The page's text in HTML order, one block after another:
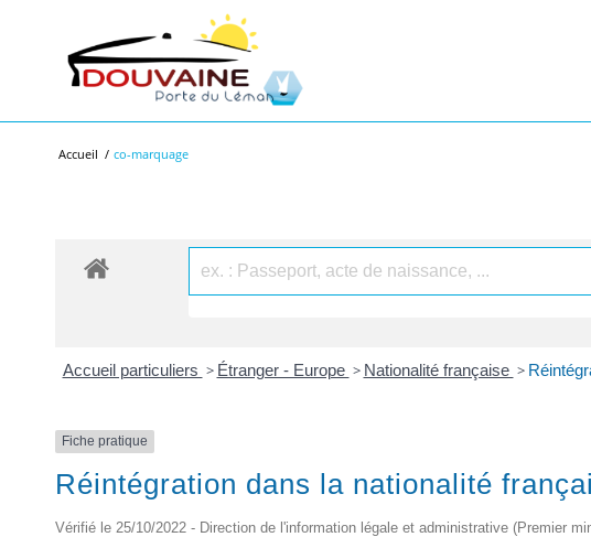
Accueil / co-marquage
Accueil particuliers > Étranger - Europe > Nationalité française >
Fiche pratique
Réintégration dans la nationalité
Vérifié le 25/10/2022 - Direction de l'information légale et administrative (Premier